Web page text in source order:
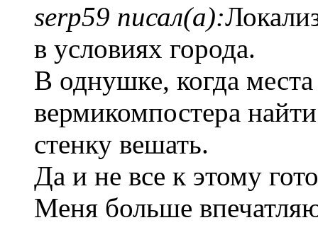
serp59 писал(а):
в условиях города.
В однушке, когда места
вермикомпостера
стенку вешать.
Да и не все к этому
Меня больше